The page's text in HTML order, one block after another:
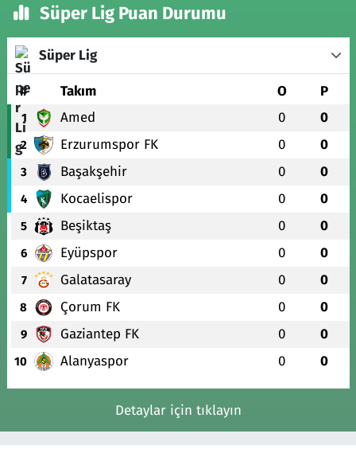
Süper Lig Puan Durumu
Süper Lig
# Takım O P
1 Amed 0 0
2 Erzurumspor FK 0 0
3 Başakşehir 0 0
4 Kocaelispor 0 0
5 Beşiktaş 0 0
6 Eyüpspor 0 0
7 Galatasaray 0 0
8 Çorum FK 0 0
9 Gaziantep FK 0 0
10 Alanyaspor 0 0
Detaylar için tıklayın